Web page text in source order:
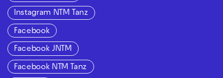
Instagram NTM Tanz
Facebook
Facebook JNTM
Facebook NTM Tanz